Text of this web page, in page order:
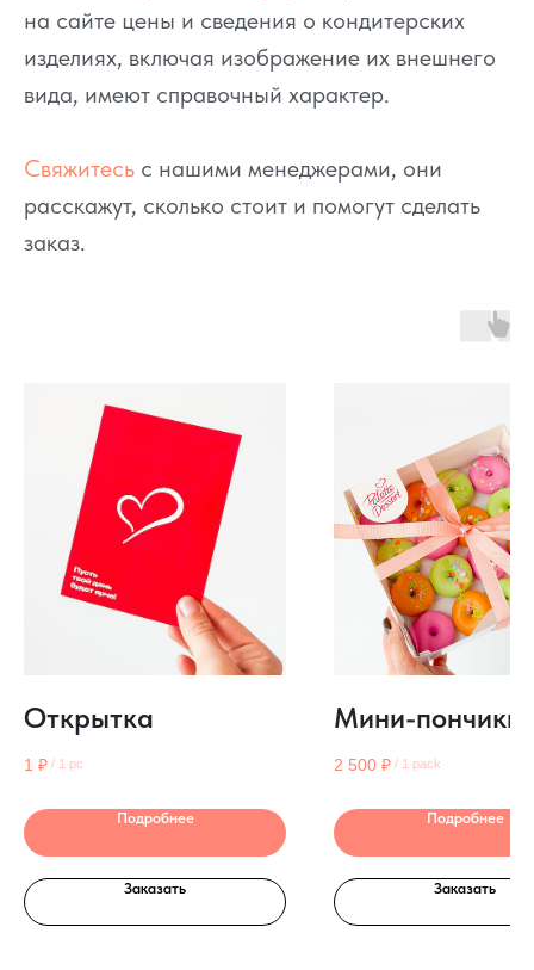
на сайте цены и сведения о кондитерских
изделиях, включая изображение их внешнего
вида, имеют справочный характер.
Свяжитесь с нашими менеджерами, они
расскажут, сколько стоит и помогут сделать
заказ.
Открытка
1 ₽ / 1 pc
Подробнее
Заказать
Мини-пончики
2 500 ₽ / 1 pack
Подробнее
Заказать